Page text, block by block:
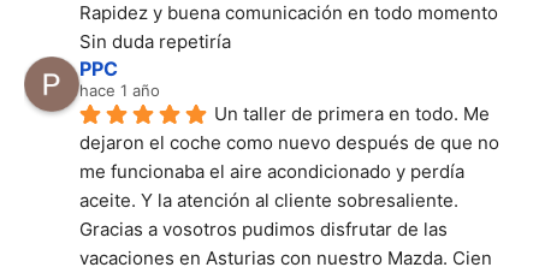
Rapidez y buena comunicación en todo momento
Sin duda repetiría
PPC
hace 1 año
Un taller de primera en todo. Me
dejaron el coche como nuevo después de que no
me funcionaba el aire acondicionado y perdía
aceite. Y la atención al cliente sobresaliente.
Gracias a vosotros pudimos disfrutar de las
vacaciones en Asturias con nuestro Mazda. Cien